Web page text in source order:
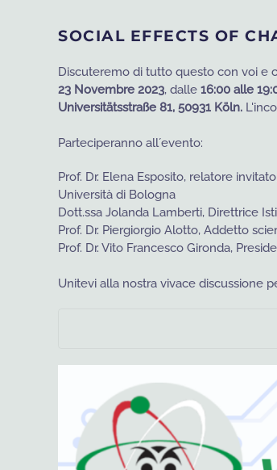
SOCIAL EFFECTS OF
Discuteremo di tutto questo con voi e
23 Novembre 2023, dalle 16:00 alle
Universitätsstraße 81, 50931 Köln.
Parteciperanno all´evento:
Prof. Dr. Elena Esposito, relatore
Università di Bologna
Dott.ssa Jolanda Lamberti, Direttrice
Prof. Dr. Piergiorgio Alotto, Addetto
Prof. Dr. Vito Francesco Gironda,
Unitevi alla nostra vivace discussione